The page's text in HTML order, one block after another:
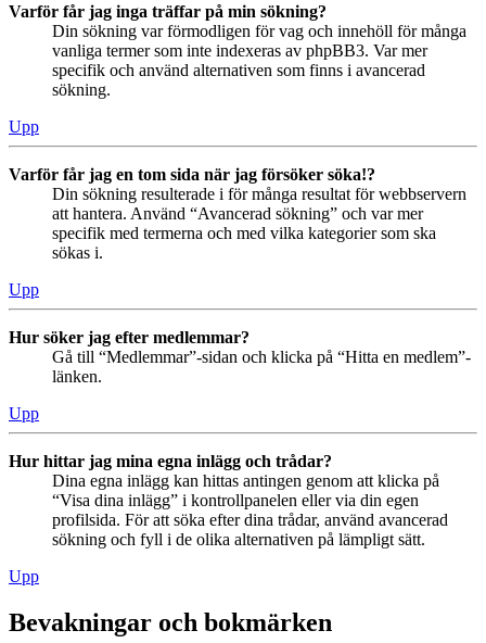
Varför får jag inga träffar på min sökning?
Din sökning var förmodligen för vag och innehöll för många
vanliga termer som inte indexeras av phpBB3. Var mer
specifik och använd alternativen som finns i avancerad
sökning.
Upp
Varför får jag en tom sida när jag försöker söka!?
Din sökning resulterade i för många resultat för webbservern
att hantera. Använd “Avancerad sökning” och var mer
specifik med termerna och med vilka kategorier som ska
sökas i.
Upp
Hur söker jag efter medlemmar?
Gå till “Medlemmar”-sidan och klicka på “Hitta en medlem”-
länken.
Upp
Hur hittar jag mina egna inlägg och trådar?
Dina egna inlägg kan hittas antingen genom att klicka på
“Visa dina inlägg” i kontrollpanelen eller via din egen
profilsida. För att söka efter dina trådar, använd avancerad
sökning och fyll i de olika alternativen på lämpligt sätt.
Upp
Bevakningar och bokmärken